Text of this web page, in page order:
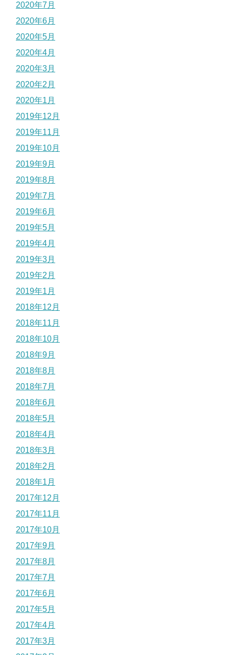
2020年7月
2020年6月
2020年5月
2020年4月
2020年3月
2020年2月
2020年1月
2019年12月
2019年11月
2019年10月
2019年9月
2019年8月
2019年7月
2019年6月
2019年5月
2019年4月
2019年3月
2019年2月
2019年1月
2018年12月
2018年11月
2018年10月
2018年9月
2018年8月
2018年7月
2018年6月
2018年5月
2018年4月
2018年3月
2018年2月
2018年1月
2017年12月
2017年11月
2017年10月
2017年9月
2017年8月
2017年7月
2017年6月
2017年5月
2017年4月
2017年3月